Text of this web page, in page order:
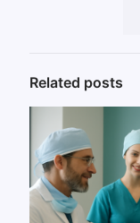
Related posts